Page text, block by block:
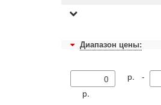
Диапазон цены:
р. -
р.